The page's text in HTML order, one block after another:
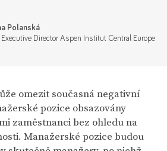
Polanská
Executive Director Aspen Institut Central Europe
omezit současná negativní
pozice obsazovány
zaměstnanci bez ohledu na
Manažerské pozice budou